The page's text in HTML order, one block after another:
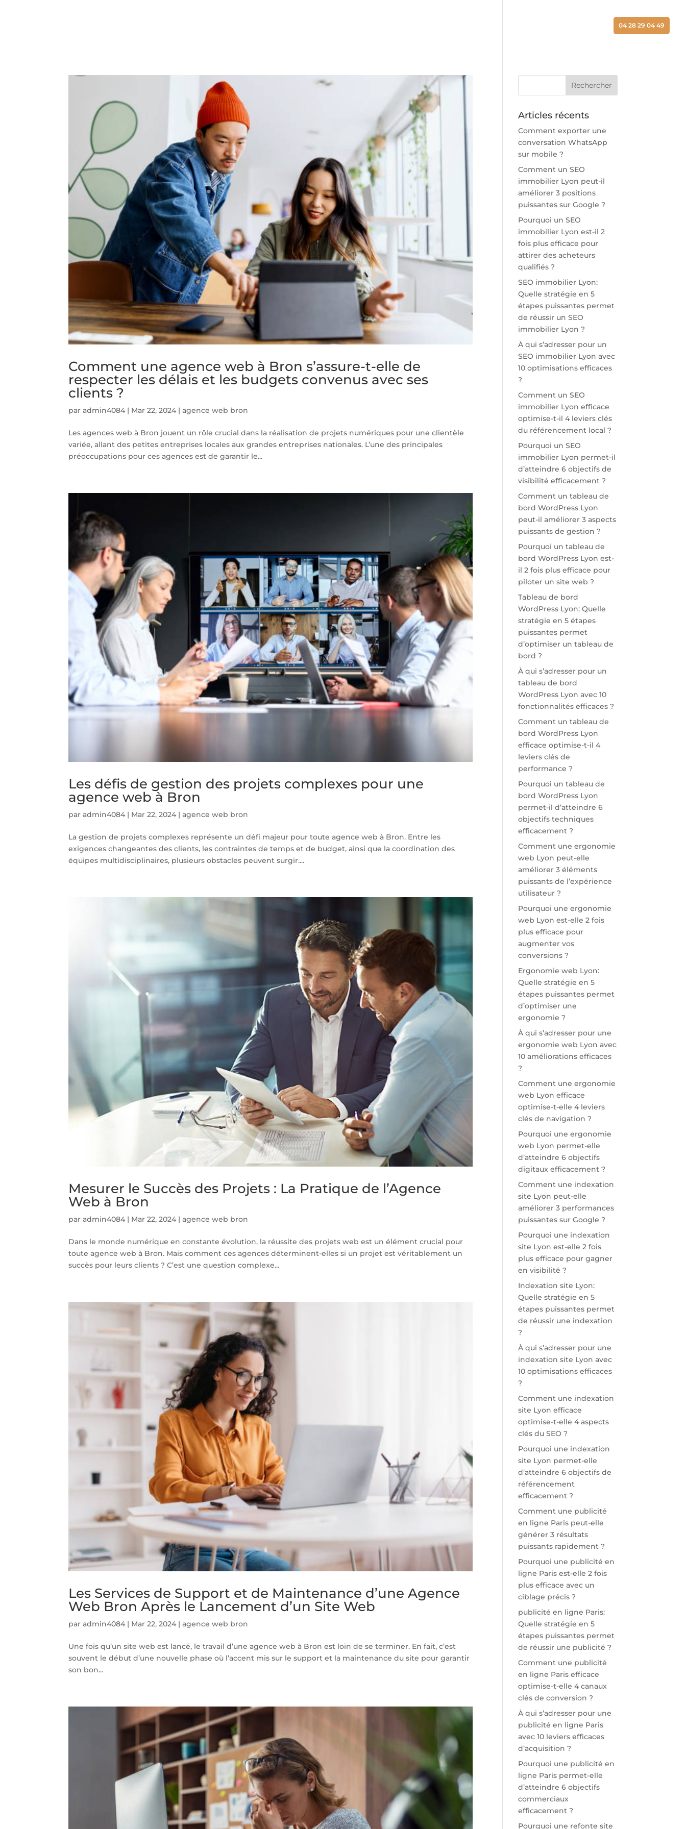
04 28 29 04 49
Comment une agence web à Bron s’assure-t-elle de
respecter les délais et les budgets convenus avec ses
clients ?
paradmin4084 | Mar 22, 2024 |agence web bron
Les agences web à Bron jouent un rôle crucial dans la réalisation de projets numériques pour une clientèle
variée, allant des petites entreprises locales aux grandes entreprises nationales. L’une des principales
préoccupations pour ces agences est de garantir le...
Les défis de gestion des projets complexes pour une
agence web à Bron
paradmin4084 | Mar 22, 2024 |agence web bron
La gestion de projets complexes représente un défi majeur pour toute agence web à Bron. Entre les
exigences changeantes des clients, les contraintes de temps et de budget, ainsi que la coordination des
équipes multidisciplinaires, plusieurs obstacles peuvent surgir....
Mesurer le Succès des Projets : La Pratique de l’Agence
Web à Bron
paradmin4084 | Mar 22, 2024 |agence web bron
Dans le monde numérique en constante évolution, la réussite des projets web est un élément crucial pour
toute agence web à Bron. Mais comment ces agences déterminent-elles si un projet est véritablement un
succès pour leurs clients ? C’est une question complexe...
Les Services de Support et de Maintenance d’une Agence
Web Bron Après le Lancement d’un Site Web
paradmin4084 | Mar 22, 2024 |agence web bron
Une fois qu’un site web est lancé, le travail d’une agence web à Bron est loin de se terminer. En fait, c’est
souvent le début d’une nouvelle phase où l’accent mis sur le support et la maintenance du site pour garantir
son bon...
Articles récents
Comment exporter une
conversation WhatsApp
sur mobile ?
Comment un SEO
immobilier Lyon peut-il
améliorer 3 positions
puissantes sur Google ?
Pourquoi un SEO
immobilier Lyon est-il 2
fois plus efficace pour
attirer des acheteurs
qualifiés ?
SEO immobilier Lyon:
Quelle stratégie en 5
étapes puissantes permet
de réussir un SEO
immobilier Lyon ?
À qui s’adresser pour un
SEO immobilier Lyon avec
10 optimisations efficaces
?
Comment un SEO
immobilier Lyon efficace
optimise-t-il 4 leviers clés
du référencement local ?
Pourquoi un SEO
immobilier Lyon permet-il
d’atteindre 6 objectifs de
visibilité efficacement ?
Comment un tableau de
bord WordPress Lyon
peut-il améliorer 3 aspects
puissants de gestion ?
Pourquoi un tableau de
bord WordPress Lyon est-
il 2 fois plus efficace pour
piloter un site web ?
Tableau de bord
WordPress Lyon: Quelle
stratégie en 5 étapes
puissantes permet
d’optimiser un tableau de
bord ?
À qui s’adresser pour un
tableau de bord
WordPress Lyon avec 10
fonctionnalités efficaces ?
Comment un tableau de
bord WordPress Lyon
efficace optimise-t-il 4
leviers clés de
performance ?
Pourquoi un tableau de
bord WordPress Lyon
permet-il d’atteindre 6
objectifs techniques
efficacement ?
Comment une ergonomie
web Lyon peut-elle
améliorer 3 éléments
puissants de l’expérience
utilisateur ?
Pourquoi une ergonomie
web Lyon est-elle 2 fois
plus efficace pour
augmenter vos
conversions ?
Ergonomie web Lyon:
Quelle stratégie en 5
étapes puissantes permet
d’optimiser une
ergonomie ?
À qui s’adresser pour une
ergonomie web Lyon avec
10 améliorations efficaces
?
Comment une ergonomie
web Lyon efficace
optimise-t-elle 4 leviers
clés de navigation ?
Pourquoi une ergonomie
web Lyon permet-elle
d’atteindre 6 objectifs
digitaux efficacement ?
Comment une indexation
site Lyon peut-elle
améliorer 3 performances
puissantes sur Google ?
Pourquoi une indexation
site Lyon est-elle 2 fois
plus efficace pour gagner
en visibilité ?
Indexation site Lyon:
Quelle stratégie en 5
étapes puissantes permet
de réussir une indexation
?
À qui s’adresser pour une
indexation site Lyon avec
10 optimisations efficaces
?
Comment une indexation
site Lyon efficace
optimise-t-elle 4 aspects
clés du SEO ?
Pourquoi une indexation
site Lyon permet-elle
d’atteindre 6 objectifs de
référencement
efficacement ?
Comment une publicité
en ligne Paris peut-elle
générer 3 résultats
puissants rapidement ?
Pourquoi une publicité en
ligne Paris est-elle 2 fois
plus efficace avec un
ciblage précis ?
publicité en ligne Paris:
Quelle stratégie en 5
étapes puissantes permet
de réussir une publicité ?
Comment une publicité
en ligne Paris efficace
optimise-t-elle 4 canaux
clés de conversion ?
À qui s’adresser pour une
publicité en ligne Paris
avec 10 leviers efficaces
d’acquisition ?
Pourquoi une publicité en
ligne Paris permet-elle
d’atteindre 6 objectifs
commerciaux
efficacement ?
Pourquoi une refonte site